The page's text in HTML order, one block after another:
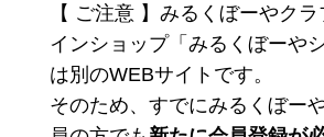
【 ご注意 】みるくぼーやク
インショップ「みるくぼーや
は別のWEBサイトです。
そのため、すでにみるくぼー